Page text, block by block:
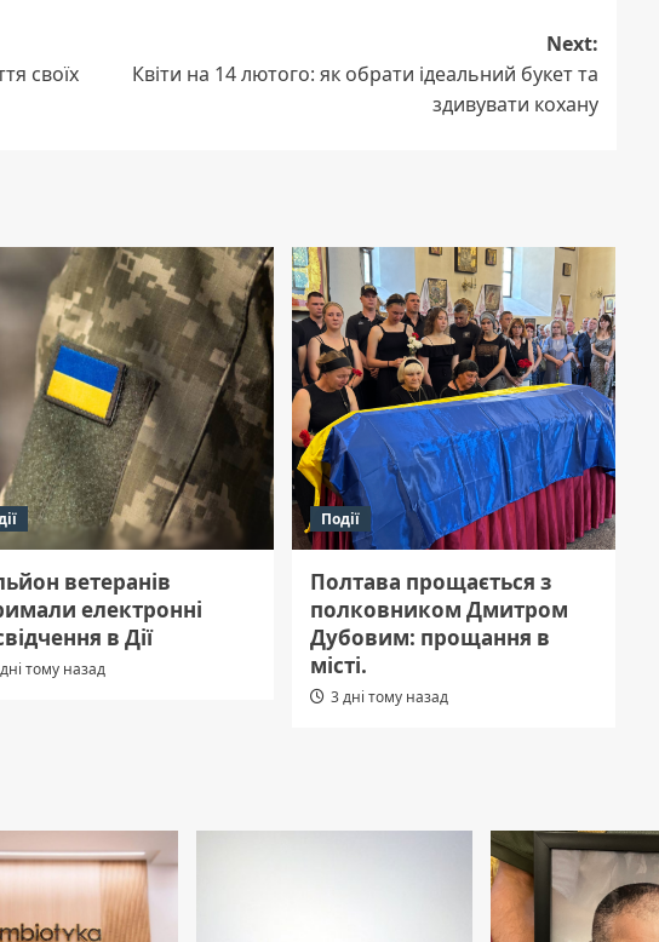
своїх
Next:
Квіти на 14 лютого: як обрати ідеальний букет та
здивувати кохану
ветеранів
електронні
в Дії
тому назад
Події
Полтава прощається з
полковником Дмитром
Дубовим: прощання в
місті.
3 дні тому назад